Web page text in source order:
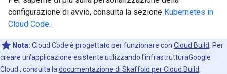
configurazione di avvio, consulta la sezione Kubernetes in
Cloud Code.
Nota: Cloud Code è progettato per funzionare con Cloud Build
. Per
creare un'applicazione esistente utilizzando l'infrastrutturaGoogle
Cloud , consulta la documentazione di Skaffold per Cloud Build